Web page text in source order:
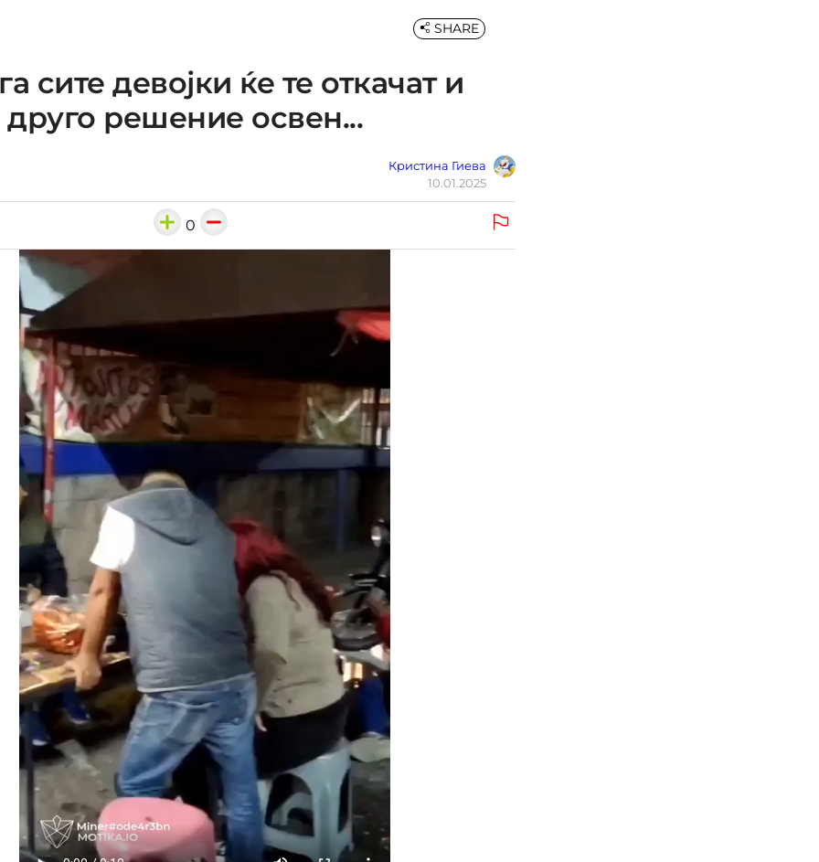
сите девојки ќе те откачат и
решение освен...
Кристина Гиева
10.01.2025
SHARE
0